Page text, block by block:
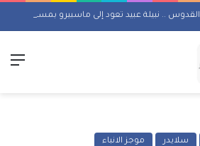
عن رواية لإحسان عبد القدوس .. نبيلة عبيد تعود إلى ماسبيرو بمسلسل إذاعي
سلايدر موجز الانباء